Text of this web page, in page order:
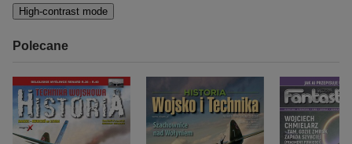
High-contrast mode
Polecane